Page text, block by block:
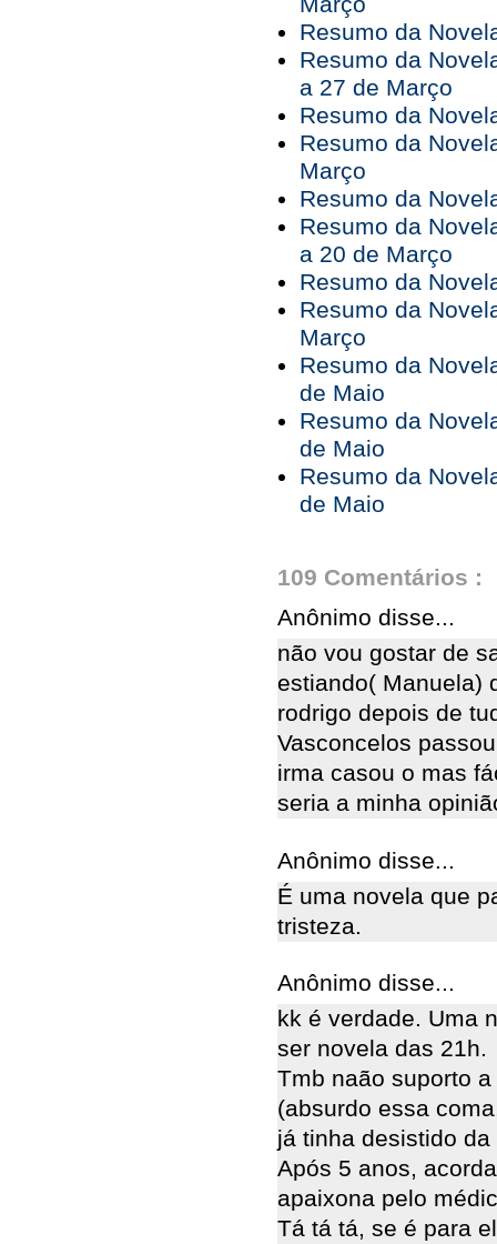
Resumo da
Resumo da
a 27 de Março
Resumo da
Resumo da
Março
Resumo da
Resumo da
a 20 de Março
Resumo da
Resumo da
Março
Resumo da
de Maio
Resumo da
de Maio
Resumo da
de Maio
109 Comentários :
Anônimo disse...
não vou gostar de
estiando( Manuela)
rodrigo depois de
Vasconcelos
irma casou o mas
seria a minha
Anônimo disse...
É uma novela que
tristeza.
Anônimo disse...
kk é verdade. Uma
ser novela das 21h.
Tmb naão suporto
(absurdo essa
já tinha desistido
Após 5 anos,
apaixona pelo
Tá tá tá, se é para